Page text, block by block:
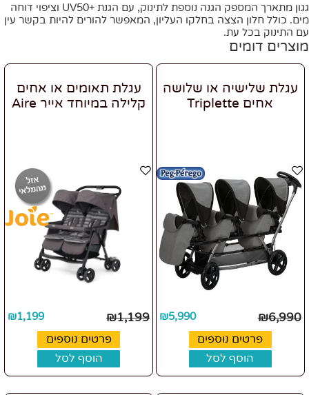
גגון מתארך המספק הגנה נוספת לתינוק, עם הגנת +UV50 וציפוי דוחה
מים. כולל חלון הצצה בחלקו העליון, המאפשר להורים להיות בקשר עין
עם התינוק בכל עת.
מוצרים דומים
עגלת שלישיה או שלושה
אחים Triplette
₪6,990
₪5,990
פרטים נוספים
הוסף לסל
עגלת תאומים או אחים
קלילה במיוחד אייר Aire
₪1,199
₪1,199
פרטים נוספים
הוסף לסל